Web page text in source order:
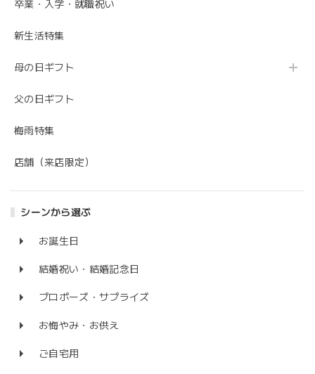
卒業・入学・就職祝い
新生活特集
母の日ギフト
父の日ギフト
梅雨特集
店舗（来店限定）
シーンから選ぶ
お誕生日
結婚祝い・結婚記念日
プロポーズ・サプライズ
お悔やみ・お供え
ご自宅用